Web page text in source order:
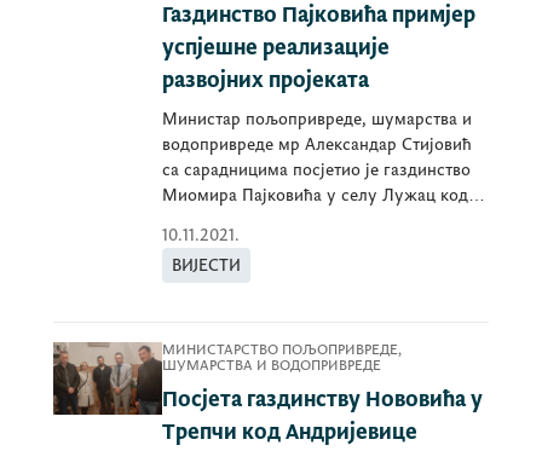
Газдинство Пајковића примјер
успјешне реализације
развојних пројеката
Министар пољопривреде, шумарства и
водопривреде мр Александар Стијовић
са сарадницима посјетио је газдинство
Миомира Пајковића у селу Лужац код
10.11.2021.
ВИЈЕСТИ
МИНИСТАРСТВО ПОЉОПРИВРЕДЕ,
ШУМАРСТВА И ВОДОПРИВРЕДЕ
Посјета газдинству Нововића у
Трепчи код Андријевице